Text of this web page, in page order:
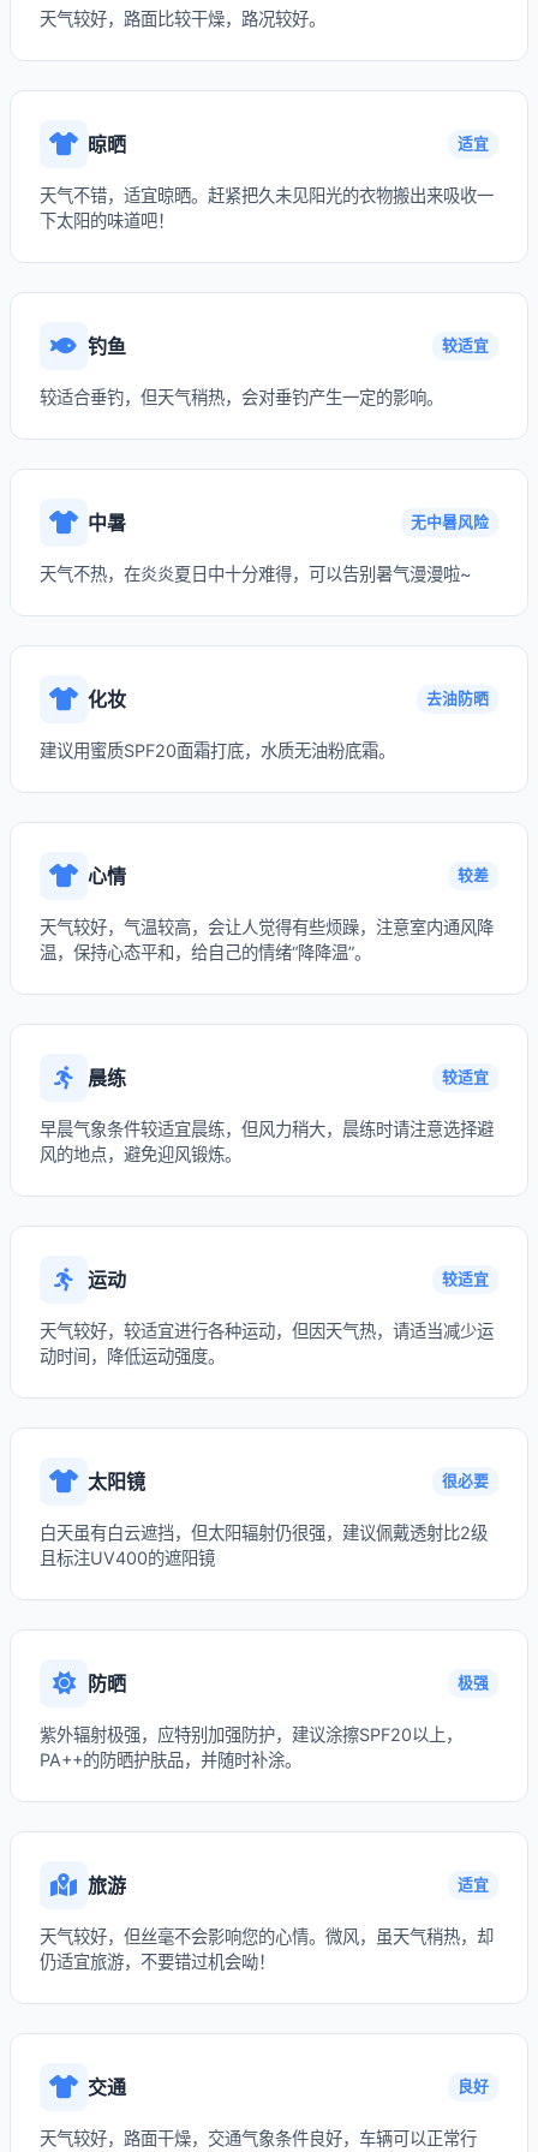
天气较好，路面比较干燥，路况较好。
晾晒 适宜
天气不错，适宜晾晒。赶紧把久未见阳光的衣物搬出来吸收一
下太阳的味道吧！
钓鱼 较适宜
较适合垂钓，但天气稍热，会对垂钓产生一定的影响。
中暑 无中暑风险
天气不热，在炎炎夏日中十分难得，可以告别暑气漫漫啦~
化妆 去油防晒
建议用蜜质SPF20面霜打底，水质无油粉底霜。
心情 较差
天气较好，气温较高，会让人觉得有些烦躁，注意室内通风降
温，保持心态平和，给自己的情绪“降降温”。
晨练 较适宜
早晨气象条件较适宜晨练，但风力稍大，晨练时请注意选择避
风的地点，避免迎风锻炼。
运动 较适宜
天气较好，较适宜进行各种运动，但因天气热，请适当减少运
动时间，降低运动强度。
太阳镜 很必要
白天虽有白云遮挡，但太阳辐射仍很强，建议佩戴透射比2级
且标注UV400的遮阳镜
防晒 极强
紫外辐射极强，应特别加强防护，建议涂擦SPF20以上，
PA++的防晒护肤品，并随时补涂。
旅游 适宜
天气较好，但丝毫不会影响您的心情。微风，虽天气稍热，却
仍适宜旅游，不要错过机会呦！
交通 良好
天气较好，路面干燥，交通气象条件良好，车辆可以正常行